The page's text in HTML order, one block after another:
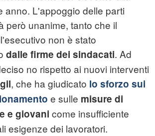
anno. L'appoggio delle parti
però unanime, tanto che il
non è stato
dalle firme dei sindacati. Ad
no rispetto ai nuovi interventi
, che ha giudicato lo sforzo sui
e sulle misure di
e giovani come insufficiente
esigenze dei lavoratori.